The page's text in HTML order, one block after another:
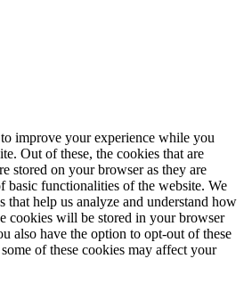
improve your experience while you
Out of these, the cookies that are
stored on your browser as they are
basic functionalities of the website. We
that help us analyze and understand how
cookies will be stored in your browser
also have the option to opt-out of these
of these cookies may affect your